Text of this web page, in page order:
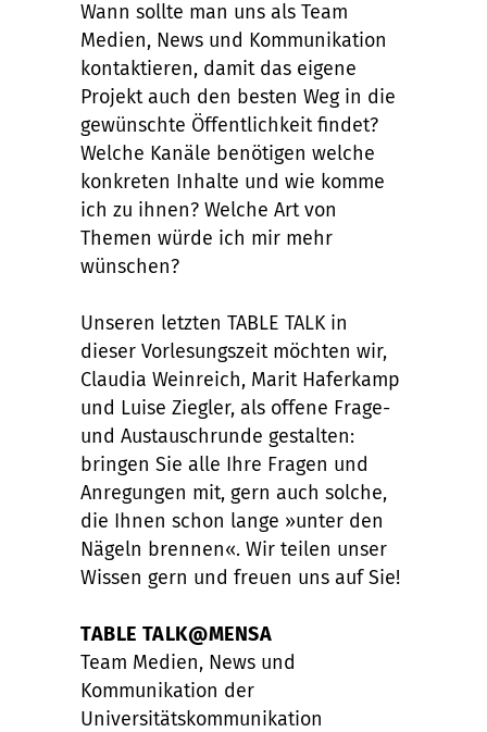
Wann sollte man uns als Team
Medien, News und Kommunikation
kontaktieren, damit das eigene
Projekt auch den besten Weg in die
gewünschte Öffentlichkeit findet?
Welche Kanäle benötigen welche
konkreten Inhalte und wie komme
ich zu ihnen? Welche Art von
Themen würde ich mir mehr
wünschen?
Unseren letzten TABLE TALK in
dieser Vorlesungszeit möchten wir,
Claudia Weinreich, Marit Haferkamp
und Luise Ziegler, als offene Frage-
und Austauschrunde gestalten:
bringen Sie alle Ihre Fragen und
Anregungen mit, gern auch solche,
die Ihnen schon lange »unter den
Nägeln brennen«. Wir teilen unser
Wissen gern und freuen uns auf Sie!
TABLE TALK@MENSA
Team Medien, News und
Kommunikation der
Universitätskommunikation